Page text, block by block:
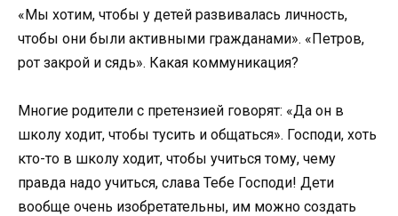
«Мы хотим, чтобы у детей развивалась личность,
чтобы они были активными гражданами». «Петров,
рот закрой и сядь». Какая коммуникация?
Многие родители с претензией говорят: «Да он в
школу ходит, чтобы тусить и общаться». Господи, хоть
кто-то в школу ходит, чтобы учиться тому, чему
правда надо учиться, слава Тебе Господи! Дети
вообще очень изобретательны, им можно создать